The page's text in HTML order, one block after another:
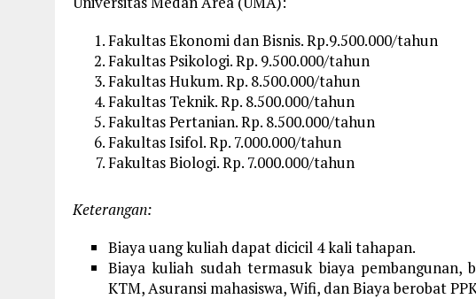
Fakultas Ekonomi dan Bisnis. Rp.9.500.000/tahun
Fakultas Psikologi. Rp. 9.500.000/tahun
Fakultas Hukum. Rp. 8.500.000/tahun
Fakultas Teknik. Rp. 8.500.000/tahun
Fakultas Pertanian. Rp. 8.500.000/tahun
Fakultas Isifol. Rp. 7.000.000/tahun
Fakultas Biologi. Rp. 7.000.000/tahun
Keterangan:
Biaya uang kuliah dapat dicicil 4 kali tahapan.
Biaya kuliah sudah termasuk biaya pembangunan,
KTM, Asuransi mahasiswa, Wifi, dan Biaya berobat